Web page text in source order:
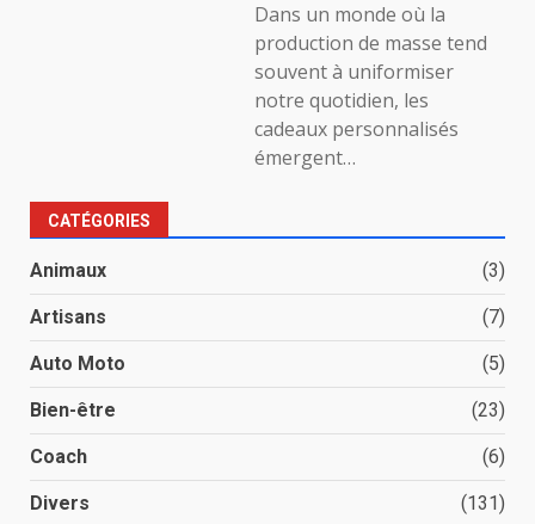
Dans un monde où la
production de masse tend
souvent à uniformiser
notre quotidien, les
cadeaux personnalisés
émergent…
CATÉGORIES
Animaux (3)
Artisans (7)
Auto Moto (5)
Bien-être (23)
Coach (6)
Divers (131)